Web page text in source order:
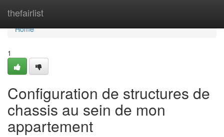
thefairlist
Home
Home
1
Configuration de structures de
chassis au sein de mon
appartement